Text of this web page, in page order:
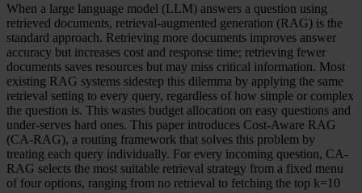
When a large language model (LLM) answers a question using
retrieved documents, retrieval-augmented generation (RAG) is the
standard approach. Retrieving more documents improves answer
accuracy but increases cost and response time; retrieving fewer
documents saves resources but may miss critical information. Most
existing RAG systems sidestep this dilemma by applying the same
retrieval setting to every query, regardless of how simple or complex
the question is. This wastes budget allocation on easy questions and
under-serves hard ones. This paper introduces Cost-Aware RAG
(CA-RAG), a routing framework that solves this problem by
treating each query individually. For every incoming question, CA-
RAG selects the most suitable retrieval strategy from a fixed menu
of four options, ranging from no retrieval to fetching the top k=10